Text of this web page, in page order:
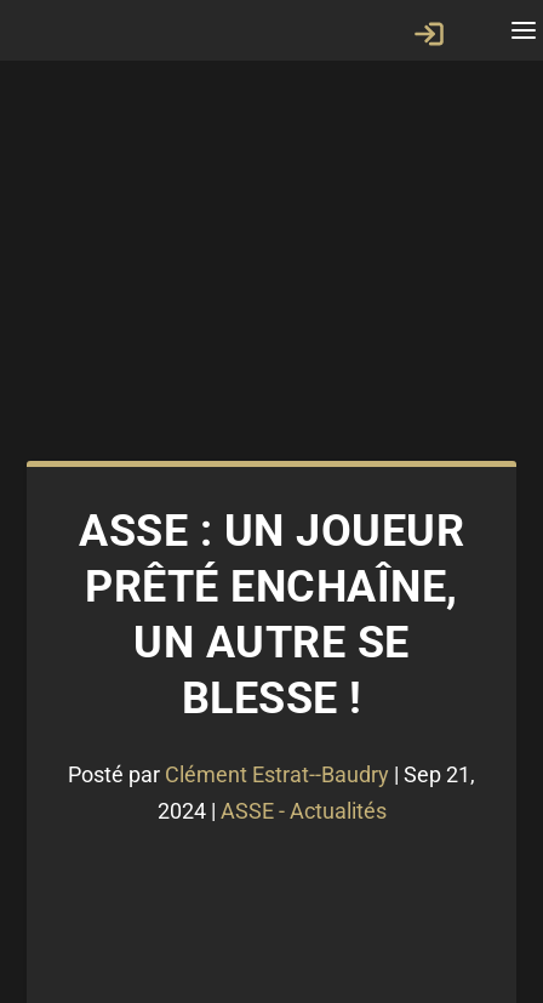
ASSE : UN JOUEUR
PRÊTÉ ENCHAÎNE,
UN AUTRE SE
BLESSE !
Posté par Clément Estrat--Baudry | Sep 21,
2024| ASSE - Actualités